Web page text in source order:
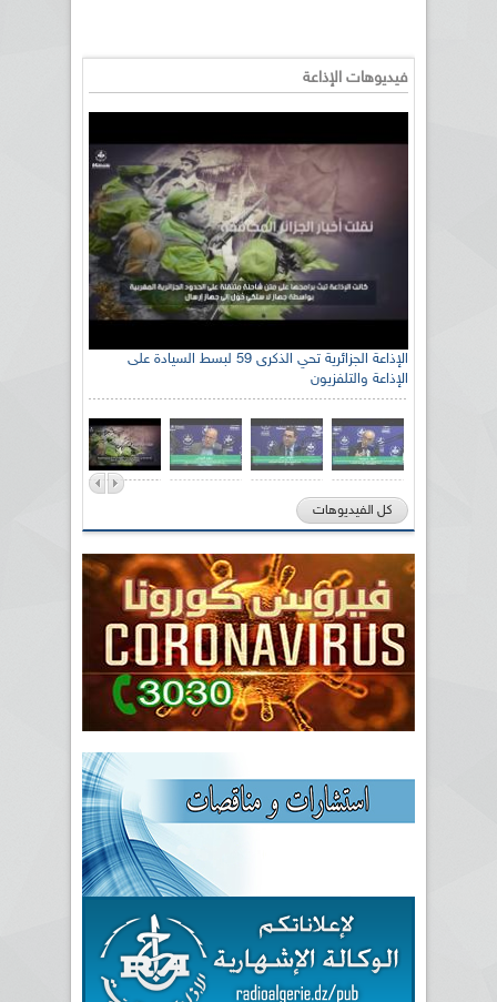
فيديوهات الإذاعة
الإذاعة الجزائرية تحي الذكرى 59 لبسط السيادة على
الإذاعة والتلفزيون
كل الفيديوهات